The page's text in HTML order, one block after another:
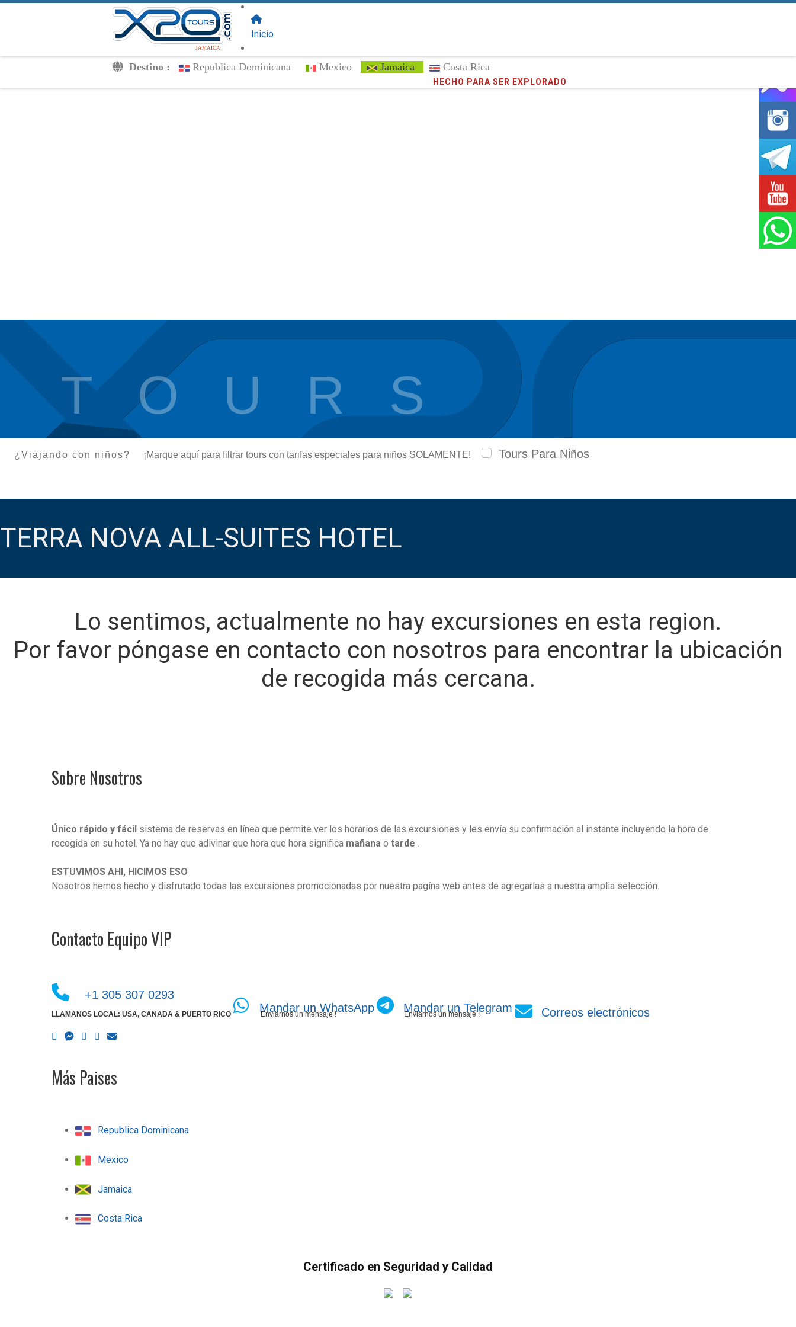
Destino : Republica Dominicana Mexico Jamaica Costa Rica
HECHO PARA SER EXPLORADO
JAMAICA
Inicio
T O U R S
¿Viajando con niños? ¡Marque aquí para filtrar tours con tarifas especiales para niños SOLAMENTE! Tours Para Niños
TERRA NOVA ALL-SUITES HOTEL
Lo sentimos, actualmente no hay excursiones en esta region.
Por favor póngase en contacto con nosotros para encontrar la ubicación
de recogida más cercana.
Sobre Nosotros
Único rápido y fácil sistema de reservas en línea que permite ver los horarios de las excursiones y les envía su confirmación al instante incluyendo la hora de
recogida en su hotel. Ya no hay que adivinar que hora que hora significa mañana o tarde .
ESTUVIMOS AHI, HICIMOS ESO
Nosotros hemos hecho y disfrutado todas las excursiones promocionadas por nuestra pagína web antes de agregarlas a nuestra amplia selección.
Contacto Equipo VIP
+1 305 307 0293
LLAMANOS LOCAL: USA, CANADA & PUERTO RICO Mandar un WhatsApp
Enviarnos un mensaje ! Mandar un Telegram
Enviarnos un mensaje ! Correos electrónicos
Más Paises
Republica Dominicana
Mexico
Jamaica
Costa Rica
Certificado en Seguridad y Calidad